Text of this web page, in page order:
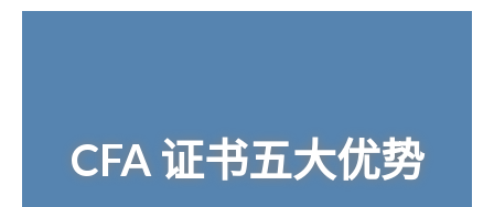
CFA 证书五大优势